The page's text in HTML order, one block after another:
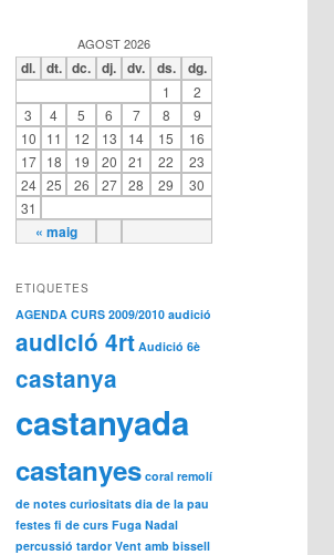
AGOST 2026
dl. dt. dc. dj. dv. ds. dg.
« maig
1
2
3
4 5 6 7 8
9
10
11 12 13 14 15
16
17
18 19 20 21 22
23
24 25 26 27 28 29
30
31
ETIQUETES
AGENDA CURS 2009/2010 audició
audició 4rt Audició 6è
castanya
castanyada
castanyes coral remolí
de notes curiositats dia de la pau
festes fi de curs Fuga Nadal
percussió tardor Vent amb bissell